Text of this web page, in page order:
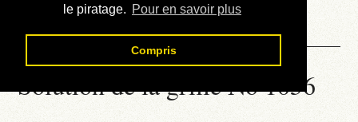
le piratage. Pour en savoir plus
Compris
Contact
Solution de la grille No 1056